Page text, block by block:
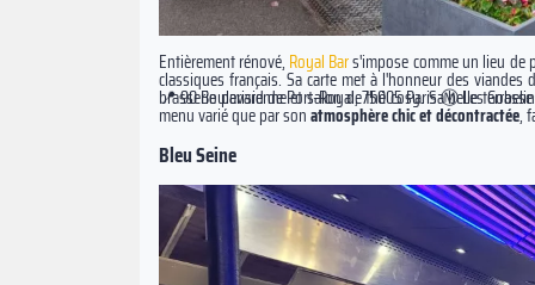
Entièrement rénové, Royal Bars'impose comme un lieu de
classiques français. Sa carte met à l'honneur des
brasserie parisienne et salon de thé cosy. Sa belle
menu varié que par sonatmosphère chic et décontractée,
📍 90 Boulevard de Port-Royal, 75005 Paris Ⓜ️ Les
Bleu Seine